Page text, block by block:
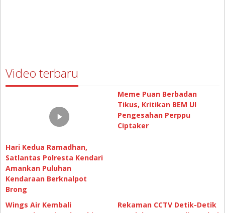
Video terbaru
Hari Kedua Ramadhan,
Satlantas Polresta Kendari
Amankan Puluhan
Kendaraan Berknalpot
Brong
Meme Puan Berbadan
Tikus, Kritikan BEM UI
Pengesahan Perppu
Ciptaker
Wings Air Kembali
Rekaman CCTV Detik-Detik